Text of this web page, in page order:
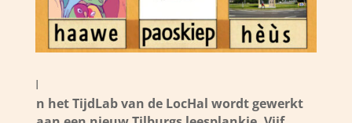
I
n het TijdLab van de LocHal wordt gewerkt